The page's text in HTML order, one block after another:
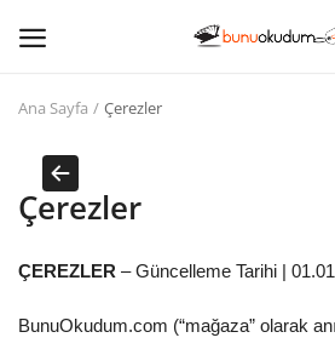
Sat
Giriş
Kayıt ol
Edebiyat
Ana Sayfa Çerezler
Çerezler
ÇEREZLER – Güncelleme Tarihi |
BunuOkudum.com (“mağaza” olarak